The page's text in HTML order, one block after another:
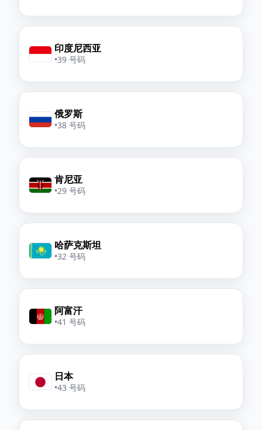
印度尼西亚
•39 号码
俄罗斯
•38 号码
肯尼亚
•29 号码
哈萨克斯坦
•32 号码
阿富汗
•41 号码
日本
•43 号码